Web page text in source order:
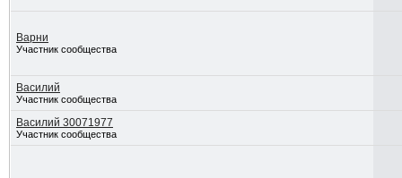
Варни
Участник сообщества
Василий
Участник сообщества
Василий 30071977
Участник сообщества